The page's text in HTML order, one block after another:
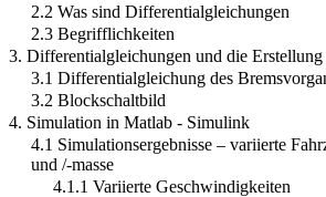
2.2 Was sind Differentialgleichungen
2.3 Begrifflichkeiten
3. Differentialgleichungen und die
3.1 Differentialgleichung des
3.2 Blockschaltbild
4. Simulation in Matlab - Simulink
4.1 Simulationsergebnisse – variierte
und /-masse
4.1.1 Variierte Geschwindigkeiten